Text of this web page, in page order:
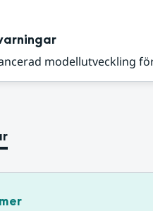
modellutveckling